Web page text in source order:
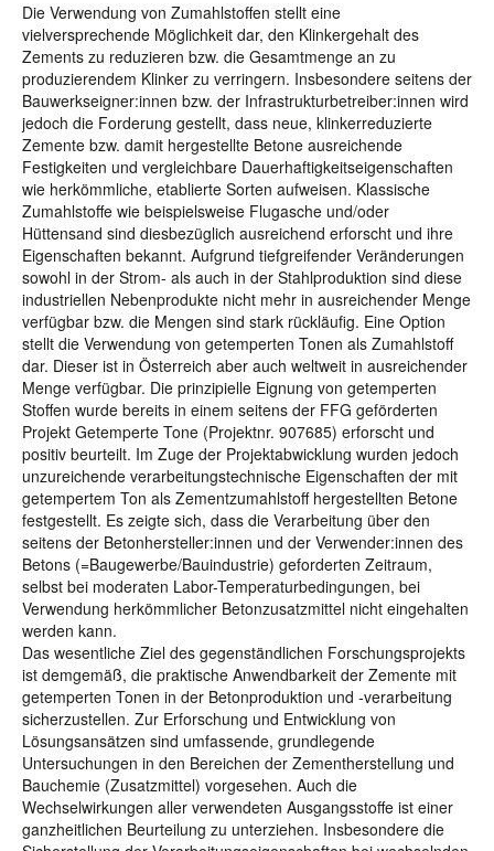
Die Verwendung von Zumahlstoffen stellt eine
vielversprechende Möglichkeit dar, den Klinkergehalt des
Zements zu reduzieren bzw. die Gesamtmenge an zu
produzierendem Klinker zu verringern. Insbesondere seitens der
Bauwerkseigner:innen bzw. der Infrastrukturbetreiber:innen wird
jedoch die Forderung gestellt, dass neue, klinkerreduzierte
Zemente bzw. damit hergestellte Betone ausreichende
Festigkeiten und vergleichbare Dauerhaftigkeitseigenschaften
wie herkömmliche, etablierte Sorten aufweisen. Klassische
Zumahlstoffe wie beispielsweise Flugasche und/oder
Hüttensand sind diesbezüglich ausreichend erforscht und ihre
Eigenschaften bekannt. Aufgrund tiefgreifender Veränderungen
sowohl in der Strom- als auch in der Stahlproduktion sind diese
industriellen Nebenprodukte nicht mehr in ausreichender Menge
verfügbar bzw. die Mengen sind stark rückläufig. Eine Option
stellt die Verwendung von getemperten Tonen als Zumahlstoff
dar. Dieser ist in Österreich aber auch weltweit in ausreichender
Menge verfügbar. Die prinzipielle Eignung von getemperten
Stoffen wurde bereits in einem seitens der FFG geförderten
Projekt Getemperte Tone (Projektnr. 907685) erforscht und
positiv beurteilt. Im Zuge der Projektabwicklung wurden jedoch
unzureichende verarbeitungstechnische Eigenschaften der mit
getempertem Ton als Zementzumahlstoff hergestellten Betone
festgestellt. Es zeigte sich, dass die Verarbeitung über den
seitens der Betonhersteller:innen und der Verwender:innen des
Betons (=Baugewerbe/Bauindustrie) geforderten Zeitraum,
selbst bei moderaten Labor-Temperaturbedingungen, bei
Verwendung herkömmlicher Betonzusatzmittel nicht eingehalten
werden kann.
Das wesentliche Ziel des gegenständlichen Forschungsprojekts
ist demgemäß, die praktische Anwendbarkeit der Zemente mit
getemperten Tonen in der Betonproduktion und -verarbeitung
sicherzustellen. Zur Erforschung und Entwicklung von
Lösungsansätzen sind umfassende, grundlegende
Untersuchungen in den Bereichen der Zementherstellung und
Bauchemie (Zusatzmittel) vorgesehen. Auch die
Wechselwirkungen aller verwendeten Ausgangsstoffe ist einer
ganzheitlichen Beurteilung zu unterziehen. Insbesondere die